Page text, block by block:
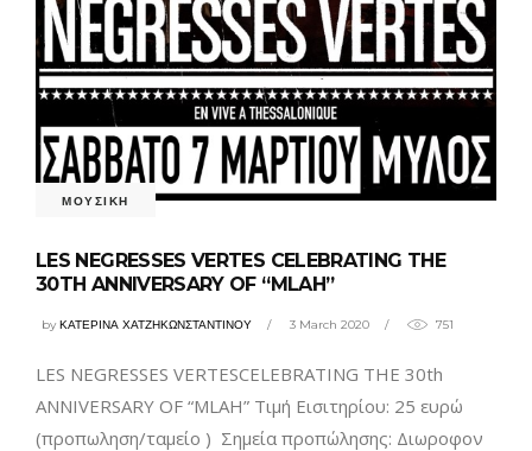
ΜΟΥΣΙΚΗ
LES NEGRESSES VERTES CELEBRATING THE
30TH ANNIVERSARY OF “MLAH”
byΚΑΤΕΡΙΝΑ ΧΑΤΖΗΚΩΝΣΤΑΝΤΙΝΟΥ 3 March 2020 751
LES NEGRESSES VERTESCELEBRATING THE 30th
ANNIVERSARY OF “MLAH” Τιμή Εισιτηρίου: 25 ευρώ
(προπωληση/ταμείο ) Σημεία προπώλησης: Διωροφον